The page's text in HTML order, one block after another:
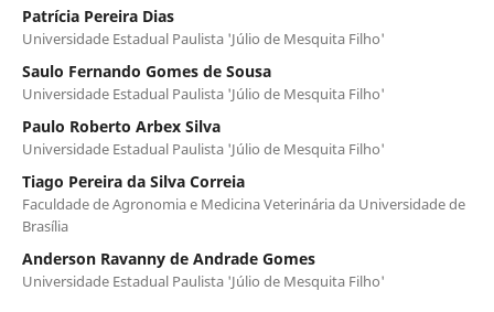
Patrícia Pereira Dias
Universidade Estadual Paulista 'Júlio de Mesquita Filho'
Saulo Fernando Gomes de Sousa
Universidade Estadual Paulista 'Júlio de Mesquita Filho'
Paulo Roberto Arbex Silva
Universidade Estadual Paulista 'Júlio de Mesquita Filho'
Tiago Pereira da Silva Correia
Faculdade de Agronomia e Medicina Veterinária da Universidade de
Brasília
Anderson Ravanny de Andrade Gomes
Universidade Estadual Paulista 'Júlio de Mesquita Filho'